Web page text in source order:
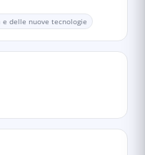
delle nuove tecnologie